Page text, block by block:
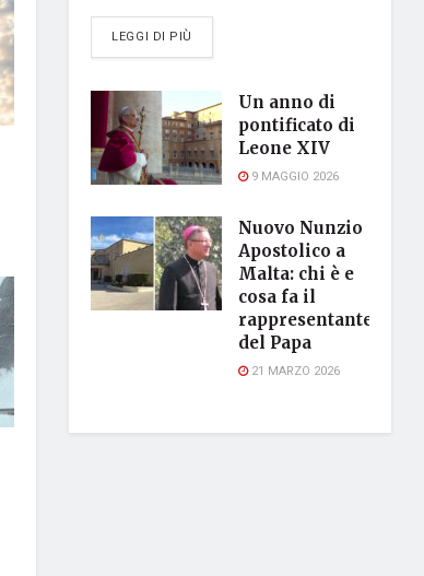
LEGGI DI PIÙ
Un anno di
pontificato di
Leone XIV
9 MAGGIO 2026
Nuovo Nunzio
Apostolico a
Malta: chi è e
cosa fa il
rappresentante
del Papa
21 MARZO 2026